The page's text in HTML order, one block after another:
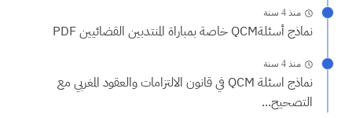
منذ 4 سنة
نماذج أسئلةQCM خاصة بمباراة المنتدبين القضائيين PDF
منذ 4 سنة
نماذج اسئلة QCM في قانون الالتزامات والعقود المغربي مع
التصحيح...